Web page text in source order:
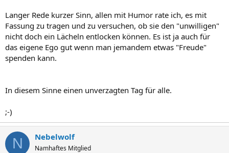
Langer Rede kurzer Sinn, allen mit Humor rate ich, es mit
Fassung zu tragen und zu versuchen, ob sie den "unwilligen"
nicht doch ein Lächeln entlocken können. Es ist ja auch für
das eigene Ego gut wenn man jemandem etwas "Freude"
spenden kann.
In diesem Sinne einen unverzagten Tag für alle.
;-)
N Nebelwolf
Namhaftes Mitglied